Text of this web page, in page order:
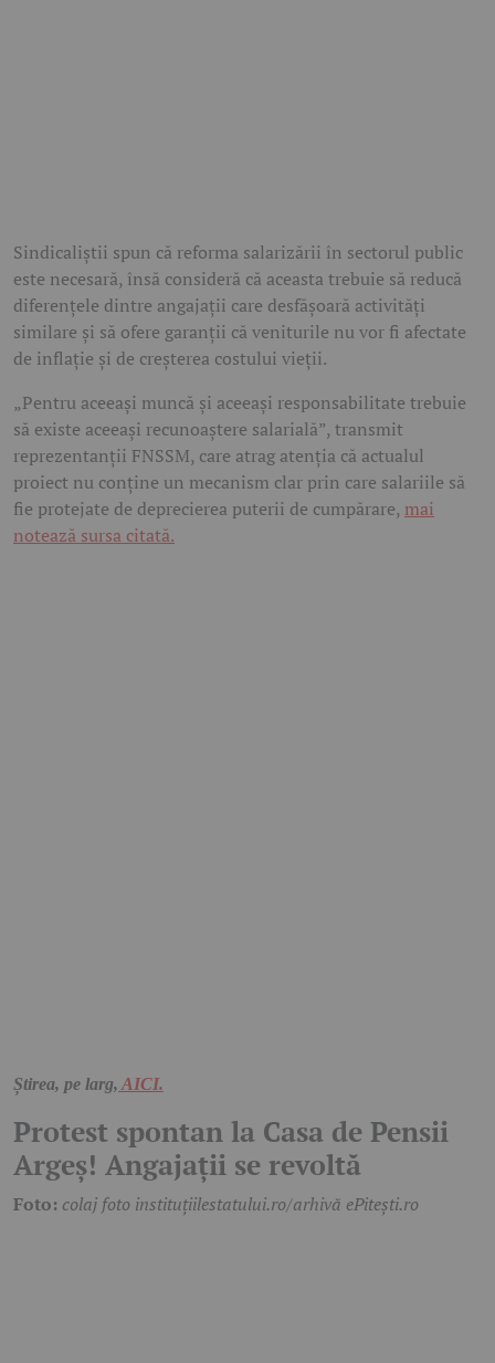
Sindicaliștii spun că reforma salarizării în sectorul public
este necesară, însă consideră că aceasta trebuie să reducă
diferențele dintre angajații care desfășoară activități
similare și să ofere garanții că veniturile nu vor fi afectate
de inflație și de creșterea costului vieții.
„Pentru aceeași muncă și aceeași responsabilitate trebuie
să existe aceeași recunoaștere salarială”, transmit
reprezentanții FNSSM, care atrag atenția că actualul
proiect nu conține un mecanism clar prin care salariile să
fie protejate de deprecierea puterii de cumpărare, mai
notează sursa citată.
Știrea, pe larg, AICI.
Protest spontan la Casa de Pensii
Argeș! Angajații se revoltă
Foto: colaj foto instituțiilestatului.ro/arhivă ePitești.ro